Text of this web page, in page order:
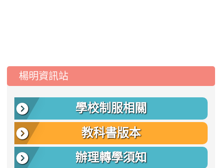
::: 楊明資訊站
學校制服相關
教科書版本
辦理轉學須知